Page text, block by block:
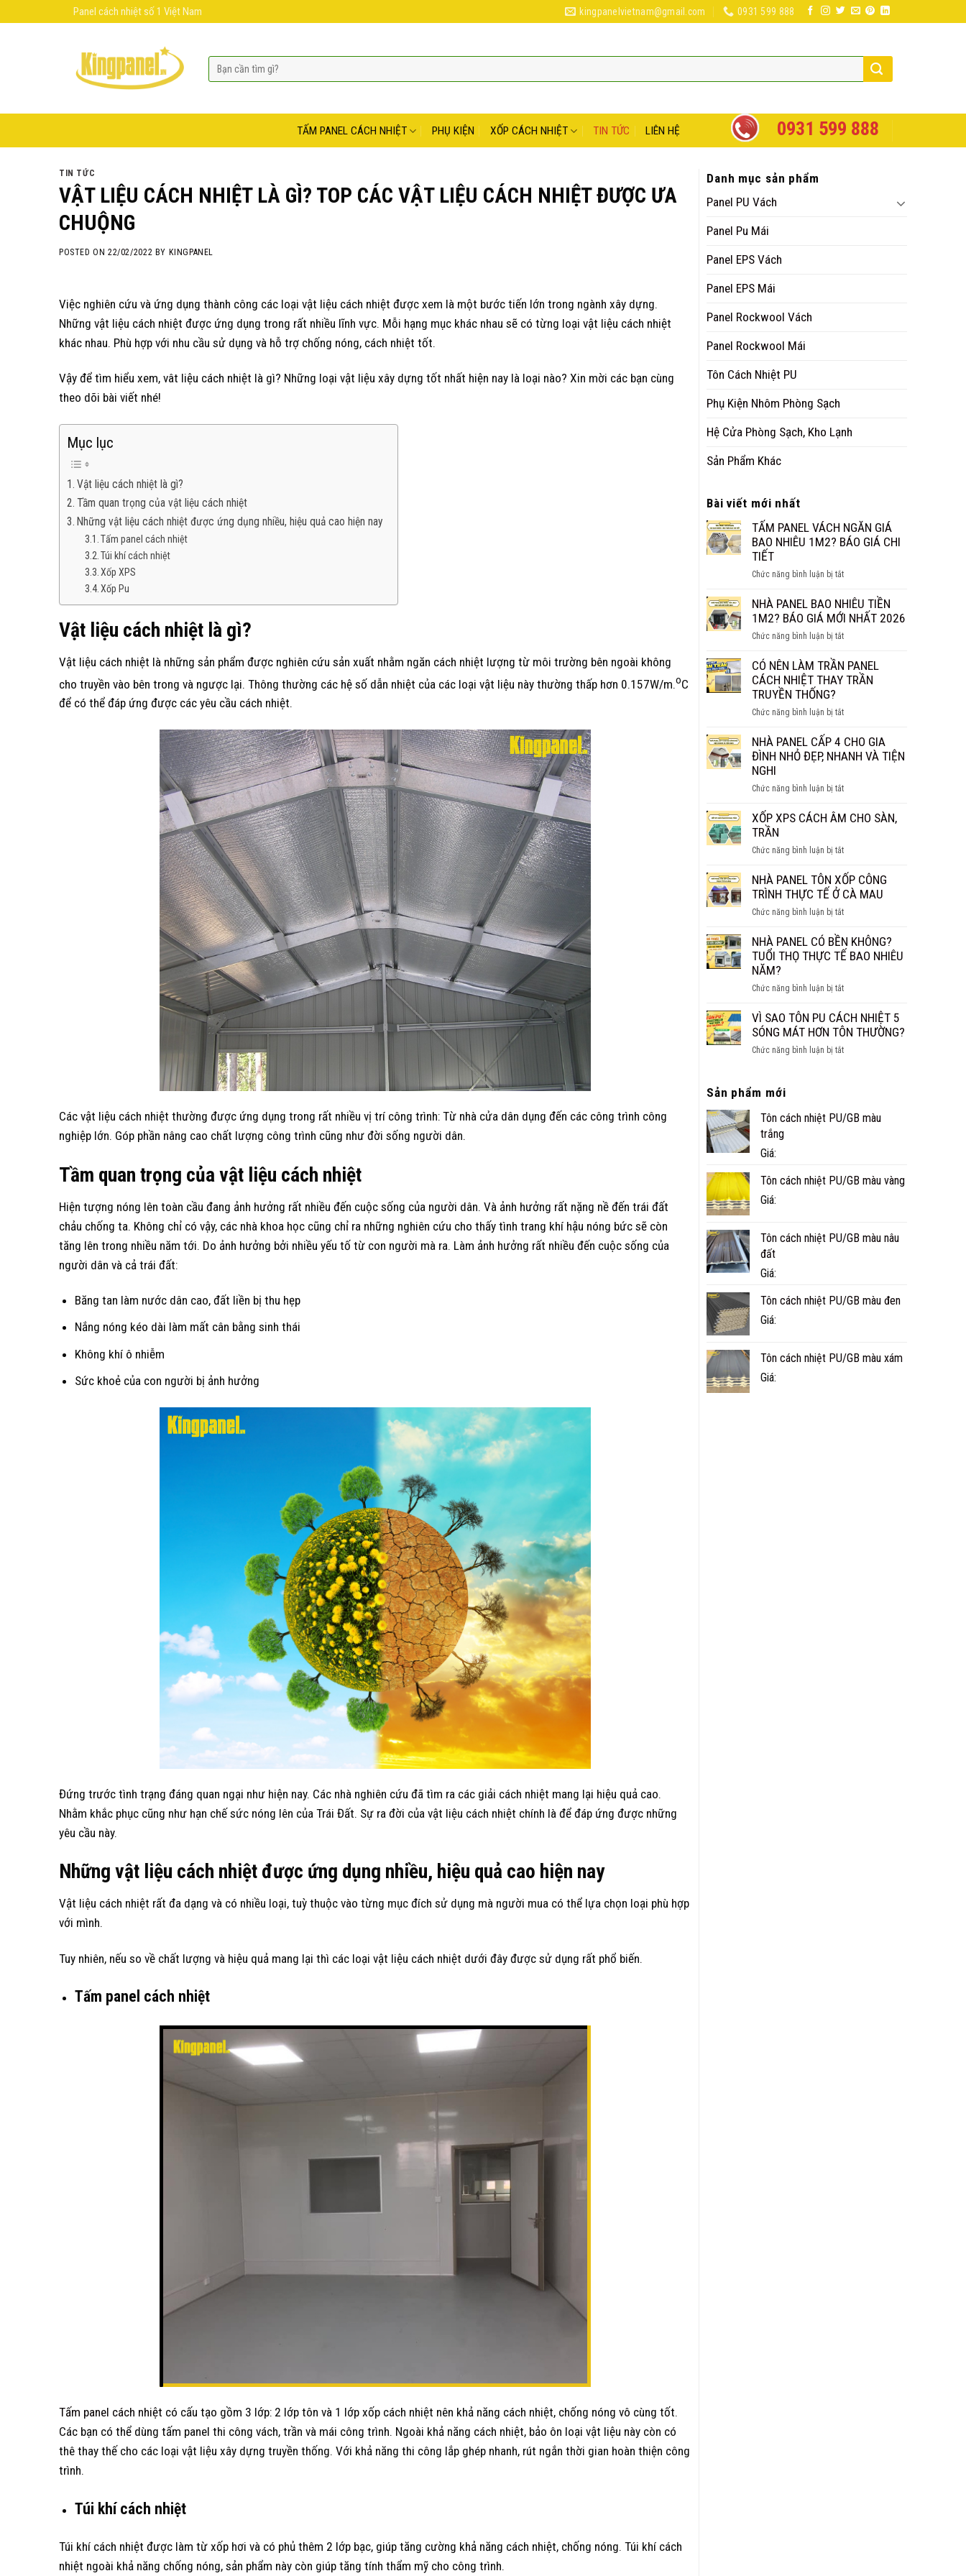
Panel cách nhiệt số 1 Việt Nam kingpanelvietnam@gmail.com 0931 599 888
TẤM PANEL CÁCH NHIỆT PHỤ KIỆN XỐP CÁCH NHIỆT TIN TỨC LIÊN HỆ 0931 599 888
TIN TỨC
VẬT LIỆU CÁCH NHIỆT LÀ GÌ? TOP CÁC VẬT LIỆU CÁCH NHIỆT ĐƯỢC ƯA
CHUỘNG
POSTED ON22/02/2022 BY KINGPANEL
Việc nghiên cứu và ứng dụng thành công các loại vật liệu cách nhiệt được xem là một bước tiến lớn trong ngành xây dựng.
Những vật liệu cách nhiệt được ứng dụng trong rất nhiều lĩnh vực. Mỗi hạng mục khác nhau sẽ có từng loại vật liệu cách nhiệt
khác nhau. Phù hợp với nhu cầu sử dụng và hỗ trợ chống nóng, cách nhiệt tốt.
Vậy để tìm hiểu xem, vât liệu cách nhiệt là gì? Những loại vật liệu xây dựng tốt nhất hiện nay là loại nào? Xin mời các bạn cùng
theo dõi bài viết nhé!
Mục lục
Vật liệu cách nhiệt là gì?
Tầm quan trọng của vật liệu cách nhiệt
Những vật liệu cách nhiệt được ứng dụng nhiều, hiệu quả cao hiện nay
Tấm panel cách nhiệt
Túi khí cách nhiệt
Xốp XPS
Xốp Pu
Vật liệu cách nhiệt là gì?
Vật liệu cách nhiệt là những sản phẩm được nghiên cứu sản xuất nhằm ngăn cách nhiệt lượng từ môi trường bên ngoài không
cho truyền vào bên trong và ngược lại. Thông thường các hệ số dẫn nhiệt của các loại vật liệu này thường thấp hơn 0.157W/m.oC
để có thể đáp ứng được các yêu cầu cách nhiệt.
Các vật liệu cách nhiệt thường được ứng dụng trong rất nhiều vị trí công trình: Từ nhà cửa dân dụng đến các công trình công
nghiệp lớn. Góp phần nâng cao chất lượng công trình cũng như đời sống người dân.
Tầm quan trọng của vật liệu cách nhiệt
Hiện tượng nóng lên toàn cầu đang ảnh hưởng rất nhiều đến cuộc sống của người dân. Và ảnh hưởng rất nặng nề đến trái đất
chảu chống ta. Không chỉ có vậy, các nhà khoa học cũng chỉ ra những nghiên cứu cho thấy tình trang khí hậu nóng bức sẽ còn
tăng lên trong nhiều năm tới. Do ảnh hưởng bởi nhiều yếu tố từ con người mà ra. Làm ảnh hưởng rất nhiều đến cuộc sống của
người dân và cả trái đất:
Băng tan làm nước dân cao, đất liền bị thu hẹp
Nắng nóng kéo dài làm mất cân bằng sinh thái
Không khí ô nhiễm
Sức khoẻ của con người bị ảnh hưởng
Đứng trước tình trạng đáng quan ngại như hiện nay. Các nhà nghiên cứu đã tìm ra các giải cách nhiệt mang lại hiệu quả cao.
Nhằm khắc phục cũng như hạn chế sức nóng lên của Trái Đất. Sự ra đời của vật liệu cách nhiệt chính là để đáp ứng được những
yêu cầu này.
Những vật liệu cách nhiệt được ứng dụng nhiều, hiệu quả cao hiện nay
Vật liệu cách nhiệt rất đa dạng và có nhiều loại, tuỳ thuộc vào từng mục đích sử dụng mà người mua có thể lựa chọn loại phù hợp
với mình.
Tuy nhiên, nếu so về chất lượng và hiệu quả mang lại thì các loại vật liệu cách nhiệt dưới đây được sử dụng rất phổ biến.
Tấm panel cách nhiệt
Tấm panel cách nhiệt có cấu tạo gồm 3 lớp: 2 lớp tôn và 1 lớp xốp cách nhiệt nên khả năng cách nhiệt, chống nóng vô cùng tốt.
Các bạn có thể dùng tấm panel thi công vách, trần và mái công trình. Ngoài khả năng cách nhiệt, bảo ôn loại vật liệu này còn có
thê thay thế cho các loại vật liệu xây dựng truyền thống. Với khả năng thi công lắp ghép nhanh, rút ngắn thời gian hoàn thiện công
trình.
Túi khí cách nhiệt
Túi khí cách nhiệt được làm từ xốp hơi và có phủ thêm 2 lớp bạc, giúp tăng cường khả năng cách nhiệt, chống nóng. Túi khí cách
nhiệt ngoài khả năng chống nóng, sản phẩm này còn giúp tăng tính thẩm mỹ cho công trình.
Danh mục sản phẩm
Panel PU Vách
Panel Pu Mái
Panel EPS Vách
Panel EPS Mái
Panel Rockwool Vách
Panel Rockwool Mái
Tôn Cách Nhiệt PU
Phụ Kiện Nhôm Phòng Sạch
Hệ Cửa Phòng Sạch, Kho Lạnh
Sản Phẩm Khác
Bài viết mới nhất
TẤM PANEL VÁCH NGĂN GIÁ
BAO NHIÊU 1M2? BÁO GIÁ CHI
TIẾT
Chức năng bình luận bị tắtở
PANEL
VÁCH
GIÁ
NHIÊU
1M2?
GIÁ
TIẾT
NHÀ PANEL BAO NHIÊU TIỀN
1M2? BÁO GIÁ MỚI NHẤT 2026
Chức năng bình luận bị tắtở
PANEL
BAO
1M2?
GIÁ
MỚI
2026
CÓ NÊN LÀM TRẦN PANEL
CÁCH NHIỆT THAY TRẦN
TRUYỀN THỐNG?
Chức năng bình luận bị tắtở
NÊN
LÀM
CÁCH
THAY
TRUYỀN
NHÀ PANEL CẤP 4 CHO GIA
ĐÌNH NHỎ ĐẸP, NHANH VÀ TIỆN
NGHI
Chức năng bình luận bị tắtở
PANEL
CHO
GIA
ĐÌNH
NHỎ
ĐẸP,
VÀ
TIỆN
XỐP XPS CÁCH ÂM CHO SÀN,
TRẦN
Chức năng bình luận bị tắtở
XPS
CÁCH
CHO
TRẦN
NHÀ PANEL TÔN XỐP CÔNG
TRÌNH THỰC TẾ Ở CÀ MAU
Chức năng bình luận bị tắtở
PANEL
TÔN
TRÌNH
TẾ
Ở
CÀ
NHÀ PANEL CÓ BỀN KHÔNG?
TUỔI THỌ THỰC TẾ BAO NHIÊU
NĂM?
Chức năng bình luận bị tắtở
PANEL
CÓ
KHÔNG?
BAO
VÌ SAO TÔN PU CÁCH NHIỆT 5
SÓNG MÁT HƠN TÔN THƯỜNG?
Chức năng bình luận bị tắtở
CÁCH
HƠN
Sản phẩm mới
Tôn cách nhiệt PU/GB màu
trắng
Giá:
Tôn cách nhiệt PU/GB màu vàng
Giá:
Tôn cách nhiệt PU/GB màu nâu
đất
Giá:
Tôn cách nhiệt PU/GB màu đen
Giá:
Tôn cách nhiệt PU/GB màu xám
Giá: